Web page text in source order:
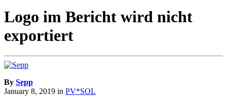
Logo im Bericht wird nicht
exportiert
By Sepp
January 8, 2019 in PV*SOL